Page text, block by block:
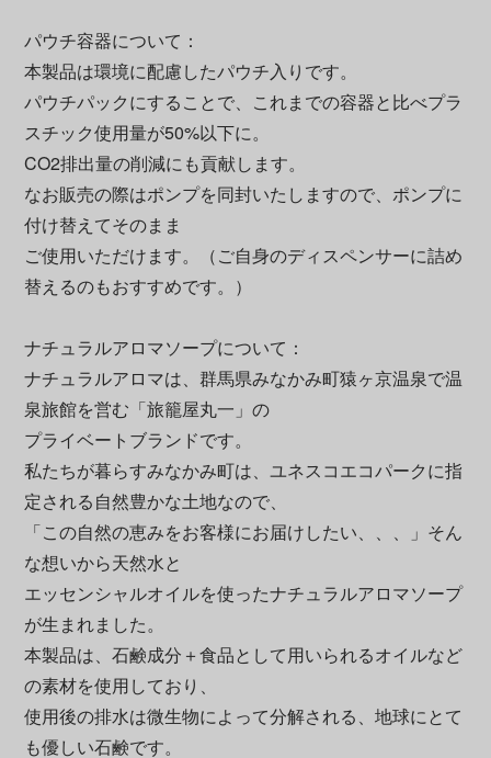
パウチ容器について：
本製品は環境に配慮したパウチ入りです。
パウチパックにすることで、これまでの容器と比べプラ
スチック使用量が50%以下に。
CO2排出量の削減にも貢献します。
なお販売の際はポンプを同封いたしますので、ポンプに
付け替えてそのまま
ご使用いただけます。（ご自身のディスペンサーに詰め
替えるのもおすすめです。）
ナチュラルアロマソープについて：
ナチュラルアロマは、群馬県みなかみ町猿ヶ京温泉で温
泉旅館を営む「旅籠屋丸一」の
プライベートブランドです。
私たちが暮らすみなかみ町は、ユネスコエコパークに指
定される自然豊かな土地なので、
「この自然の恵みをお客様にお届けしたい、、、」そん
な想いから天然水と
エッセンシャルオイルを使ったナチュラルアロマソープ
が生まれました。
本製品は、石鹸成分＋食品として用いられるオイルなど
の素材を使用しており、
使用後の排水は微生物によって分解される、地球にとて
も優しい石鹸です。